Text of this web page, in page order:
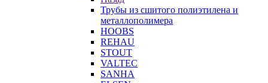
Трубы из сшитого полиэтилена и
металлополимера
HOOBS
REHAU
STOUT
VALTEC
SANHA